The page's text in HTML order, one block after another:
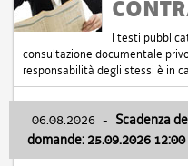
I testi
consultazione documentale
responsabilità degli stessi è in
06.08.2026 - Scadenza
domande: 25.09.2026 12:00